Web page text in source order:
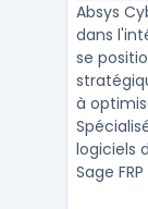
Absys
dans
se
à
logiciels
Sage